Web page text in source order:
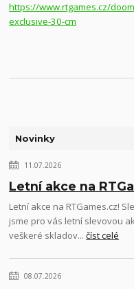
Novinky
11.07.2026
Letní akce na
Letní akce na RTGames.cz!
jsme pro vás letní slevovou
veškeré skladov...číst celé
08.07.2026
https://www.rtgames.cz/
exclusive-30-cm